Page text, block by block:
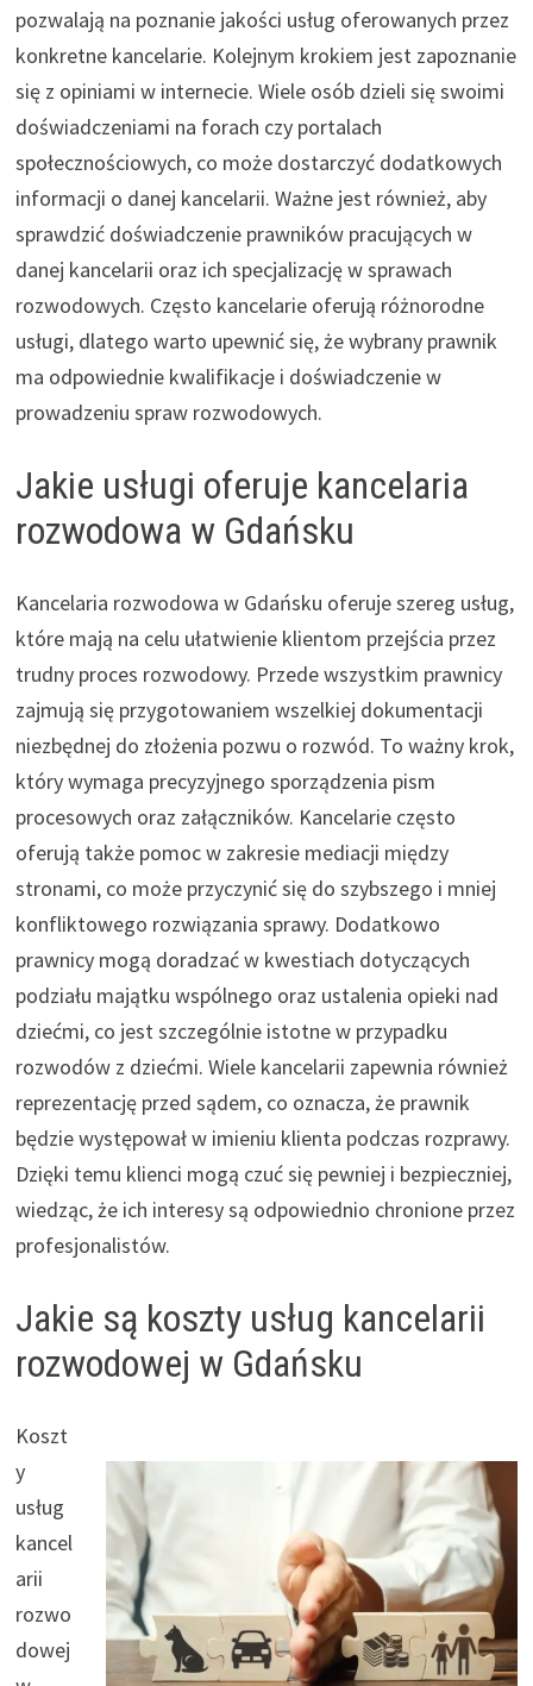
pozwalają na poznanie jakości usług oferowanych przez
konkretne kancelarie. Kolejnym krokiem jest zapoznanie
się z opiniami w internecie. Wiele osób dzieli się swoimi
doświadczeniami na forach czy portalach
społecznościowych, co może dostarczyć dodatkowych
informacji o danej kancelarii. Ważne jest również, aby
sprawdzić doświadczenie prawników pracujących w
danej kancelarii oraz ich specjalizację w sprawach
rozwodowych. Często kancelarie oferują różnorodne
usługi, dlatego warto upewnić się, że wybrany prawnik
ma odpowiednie kwalifikacje i doświadczenie w
prowadzeniu spraw rozwodowych.
Jakie usługi oferuje kancelaria
rozwodowa w Gdańsku
Kancelaria rozwodowa w Gdańsku oferuje szereg usług,
które mają na celu ułatwienie klientom przejścia przez
trudny proces rozwodowy. Przede wszystkim prawnicy
zajmują się przygotowaniem wszelkiej dokumentacji
niezbędnej do złożenia pozwu o rozwód. To ważny krok,
który wymaga precyzyjnego sporządzenia pism
procesowych oraz załączników. Kancelarie często
oferują także pomoc w zakresie mediacji między
stronami, co może przyczynić się do szybszego i mniej
konfliktowego rozwiązania sprawy. Dodatkowo
prawnicy mogą doradzać w kwestiach dotyczących
podziału majątku wspólnego oraz ustalenia opieki nad
dziećmi, co jest szczególnie istotne w przypadku
rozwodów z dziećmi. Wiele kancelarii zapewnia również
reprezentację przed sądem, co oznacza, że prawnik
będzie występował w imieniu klienta podczas rozprawy.
Dzięki temu klienci mogą czuć się pewniej i bezpieczniej,
wiedząc, że ich interesy są odpowiednio chronione przez
profesjonalistów.
Jakie są koszty usług kancelarii
rozwodowej w Gdańsku
Koszt
y
usług
kancel
arii
rozwo
dowej